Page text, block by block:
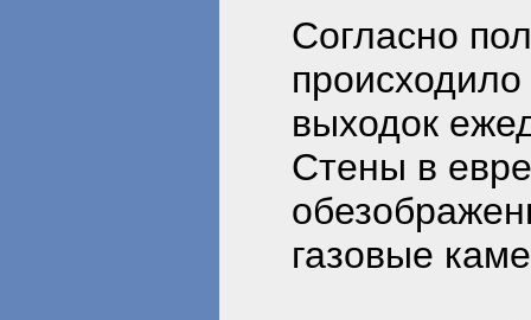
Согласно
выходок
Стены в
газовые